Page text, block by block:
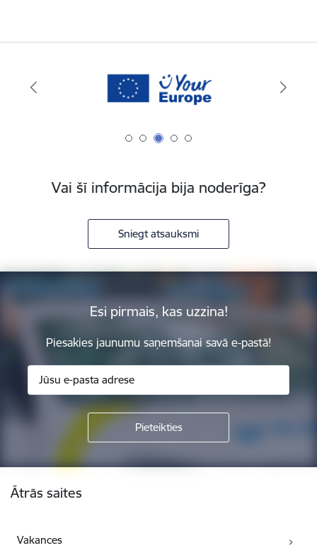
Vai šī informācija bija noderīga?
Sniegt atsauksmi
Esi pirmais, kas uzzina!
Piesakies jaunumu saņemšanai savā e-pastā!
Ātrās saites
Vakances